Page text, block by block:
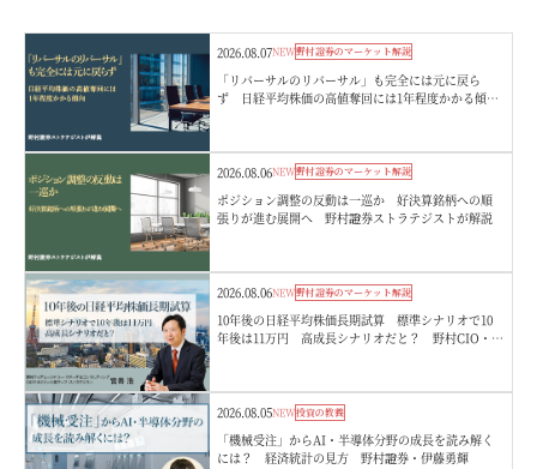
2026.08.07NEW野村證券のマーケット解説
「リバーサルのリバーサル」も完全には元に戻ら
ず 日経平均株価の高値奪回には1年程度かかる傾
2026.08.06NEW野村證券のマーケット解説
ポジション調整の反動は一巡か 好決算銘柄への順
張りが進む展開へ 野村證券ストラテジストが解説
2026.08.06NEW野村證券のマーケット解説
10年後の日経平均株価長期試算 標準シナリオで10
年後は11万円 高成長シナリオだと？ 野村CIO・宮
2026.08.05NEW投資の教養
「機械受注」からAI・半導体分野の成長を読み解く
には？ 経済統計の見方 野村證券・伊藤勇輝